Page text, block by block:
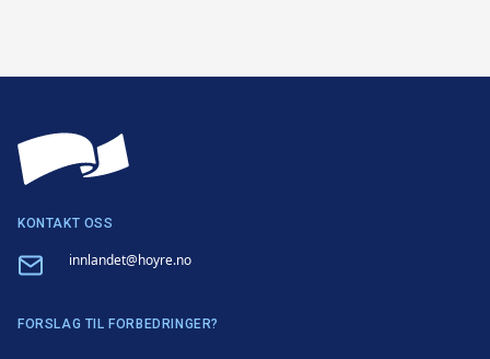
KONTAKT OSS
Email innlandet@hoyre.no
FORSLAG TIL FORBEDRINGER?